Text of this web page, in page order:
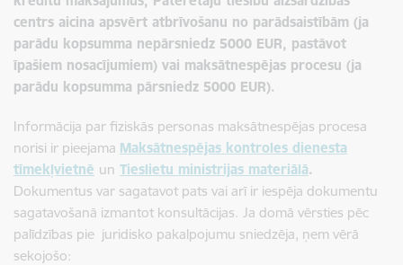
centrs aicina apsvērt atbrīvošanu no parādsaistībām (ja
parādu kopsumma nepārsniedz 5000 EUR, pastāvot
īpašiem nosacījumiem) vai maksātnespējas procesu (ja
parādu kopsumma pārsniedz 5000 EUR).
Informācija par fiziskās personas maksātnespējas procesa
norisi ir pieejama Maksātnespējas kontroles dienesta
tīmekļvietnē un Tieslietu ministrijas materiālā.
Dokumentus var sagatavot pats vai arī ir iespēja dokumentu
sagatavošanā izmantot konsultācijas. Ja domā vērsties pēc
palīdzības pie juridisko pakalpojumu sniedzēja, ņem vērā
sekojošo: